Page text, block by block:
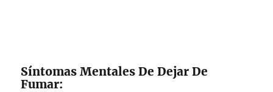
Síntomas Mentales De Dejar De
Fumar: